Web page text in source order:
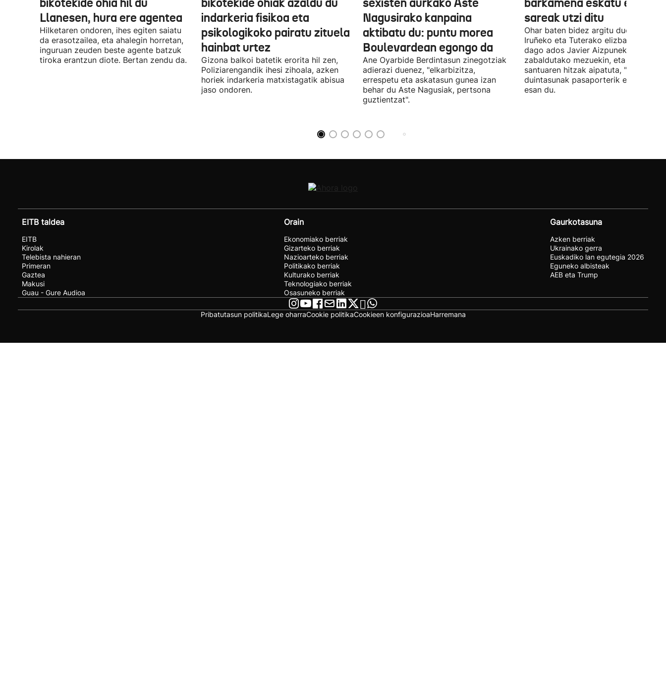
bikotekide ohia hil du
Llanesen, hura ere agentea
Hilketaren ondoren, ihes egiten saiatu
da erasotzailea, eta ahalegin horretan,
inguruan zeuden beste agente batzuk
tiroka erantzun diote. Bertan zendu da.
bikotekide ohiak azaldu du
indarkeria fisikoa eta
psikologikoko pairatu zituela
hainbat urtez
Gizona balkoi batetik erorita hil zen,
Poliziarengandik ihesi zihoala, azken
horiek indarkeria matxistagatik abisua
jaso ondoren.
sexisten aurkako Aste
Nagusirako kanpaina
aktibatu du: puntu morea
Boulevardean egongo da
Ane Oyarbide Berdintasun zinegotziak
adierazi duenez, "elkarbizitza,
errespetu eta askatasun gunea izan
behar du Aste Nagusiak, pertsona
guztientzat".
barkamena eskatu eta
sareak utzi ditu
Ohar baten bidez argitu duenez,
Iruñeko eta Tuterako elizbarrutia ez
dago ados Javier Aizpunek
zabaldutako mezuekin, eta aita
santuaren hitzak aipatuta, "giza
duintasunak pasaporterik ez" duela
esan du.
EITB taldea
EITB
Kirolak
Telebista nahieran
Primeran
Gaztea
Makusi
Guau - Gure Audioa
Orain
Ekonomiako berriak
Gizarteko berriak
Nazioarteko berriak
Politikako berriak
Kulturako berriak
Teknologiako berriak
Osasuneko berriak
Gaurkotasuna
Azken berriak
Ukrainako gerra
Euskadiko lan egutegia 2026
Eguneko albisteak
AEB eta Trump
Pribatutasun politikaLege oharraCookie politikaCookieen konfigurazioaHarremana